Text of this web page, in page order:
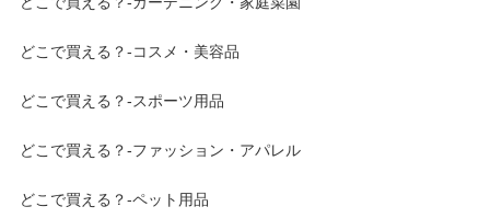
どこで買える？-コスメ・美容品
どこで買える？-スポーツ用品
どこで買える？-ファッション・アパレル
どこで買える？-ペット用品